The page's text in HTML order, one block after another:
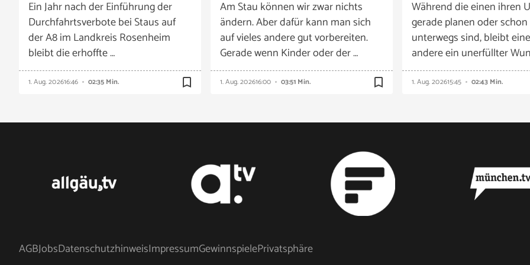
Ein Jahr nach der Einführung der
Durchfahrtsverbote bei Staus auf
der A8 im Landkreis Rosenheim
bleibt die erhoffte …
1. Aug. 202616:46 02:35 Min. bookmark_border
Am Stau können wir zwar nichts
ändern. Aber dafür kann man sich
auf vieles andere gut vorbereiten.
Gerade wenn Kinder oder der …
1. Aug. 202616:00 03:51 Min. bookmark_border
Während die einen ihren
gerade planen oder schon
unterwegs sind, bleibt
andere ein unerfüllter
1. Aug. 202615:45 02:43 Min.
AGBJobsDatenschutzhinweisImpressumGewinnspielePrivatsphäre